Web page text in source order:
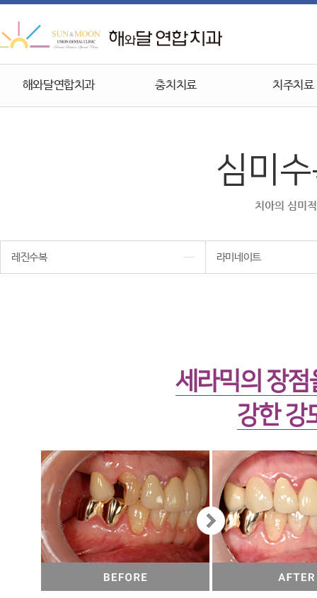
해와달연합치과 충치치료 치주치료
심미
치아의 심미
레진수복 라미네이트
세라믹의 장
강한 강